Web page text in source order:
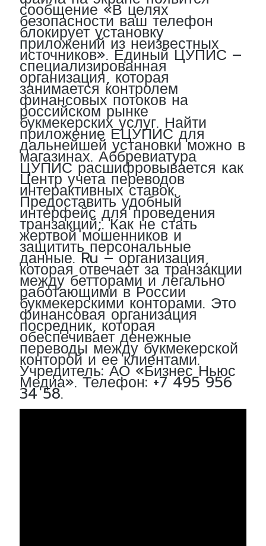
сообщение «В целях
безопасности ваш телефон
блокирует установку
приложений из неизвестных
источников». Единый ЦУПИС –
специализированная
организация, которая
занимается контролем
финансовых потоков на
российском рынке
букмекерских услуг. Найти
приложение ЕЦУПИС для
дальнейшей установки можно в
магазинах. Аббревиатура
ЦУПИС расшифровывается как
Центр учета переводов
интерактивных ставок.
Предоставить удобный
интерфейс для проведения
транзакций;. Как не стать
жертвой мошенников и
защитить персональные
данные. Ru – организация,
которая отвечает за транзакции
между бетторами и легально
работающими в России
букмекерскими конторами. Это
финансовая организация
посредник, которая
обеспечивает денежные
переводы между букмекерской
конторой и ее клиентами.
Учредитель: АО «Бизнес Ньюс
Медиа». Телефон: +7 495 956
34 58.